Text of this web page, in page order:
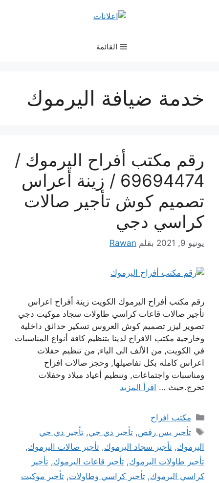
القائمة
خدمة ضيافة اليرموك
رقم مكتب أفراح اليرموك /
69694474 / زينة أعراس
تصميم كوش تأجير صالات
كراسي دجي
يونيو 9, 2021 بقلم Rawan
رقم مكتب أفراح اليرموك الكويت زينة أفراح اعراس
تأجير صالات قاعات كراسي طاولات سجاد موكيت دجي
تصوير ليزر تصميم كوش العروس تسكير حدائق داخلية
وخارجية مكتب الافراح لدينا بتنظيم كافة أنواع المناسبات
في الكويت, من الألف الى الياء, من تنظيم حفلات
اعراس كاملة بكل تفاصيلها, وحجز صالات افراح
ومناسبات واجتماعات, وتنظيم أعياد ميلاد وحفلات
تخرج.حيث … اقرأ المزيد
التصنيفات
مكتب افراح
الوسوم
تأجير بس رقص,تأجير دي جي,تأجير دي جي
اليرموك, تأجير سجاد اليرموك, تأجير صالات اليرموك,
تأجير طاولات اليرموك, تأجير قاعات اليرموك, تأجير
كراسي اليرموك, تأجير كراسي وطاولات, تأجير موكيت